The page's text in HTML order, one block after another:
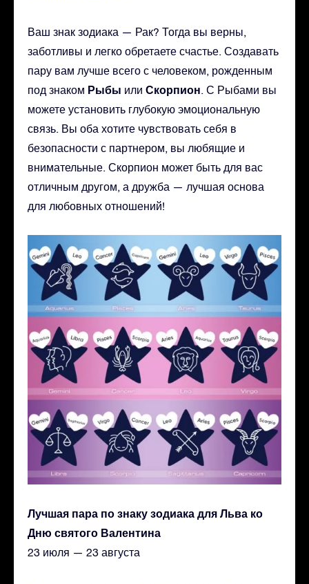
Ваш знак зодиака — Рак? Тогда вы верны,
заботливы и легко обретаете счастье. Создавать
пару вам лучше всего с человеком, рожденным
под знаком Рыбы или Скорпион. С Рыбами вы
можете установить глубокую эмоциональную
связь. Вы оба хотите чувствовать себя в
безопасности с партнером, вы любящие и
внимательные. Скорпион может быть для вас
отличным другом, а дружба — лучшая основа
для любовных отношений!
Лучшая пара по знаку зодиака для Льва ко
Дню святого Валентина
23 июля — 23 августа